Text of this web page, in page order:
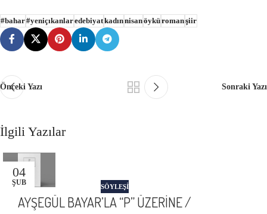
#bahar#yeniçıkanlaredebiyatkadınnisanöyküromanşiir
Önceki Yazı Sonraki Yazı
İlgili Yazılar
04
ŞUB SÖYLEŞİ
AYŞEGÜL BAYAR’LA “P” ÜZERİNE /